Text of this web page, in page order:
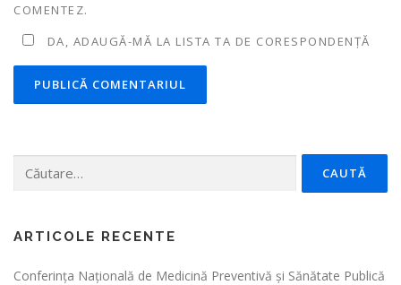
COMENTEZ.
DA, ADAUGĂ-MĂ LA LISTA TA DE CORESPONDENȚĂ
după:
ARTICOLE RECENTE
Conferința Naţională de Medicină Preventivă şi Sănătate Publică